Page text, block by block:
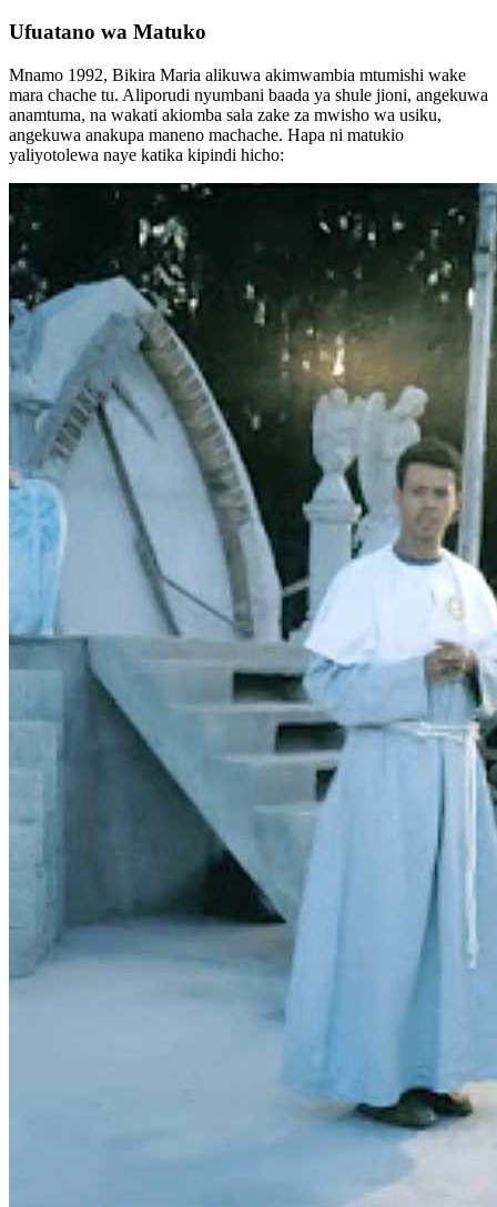
Ufuatano wa Matuko
Mnamo 1992, Bikira Maria alikuwa akimwambia mtumishi wake
mara chache tu. Aliporudi nyumbani baada ya shule jioni, angekuwa
anamtuma, na wakati akiomba sala zake za mwisho wa usiku,
angekuwa anakupa maneno machache. Hapa ni matukio
yaliyotolewa naye katika kipindi hicho: